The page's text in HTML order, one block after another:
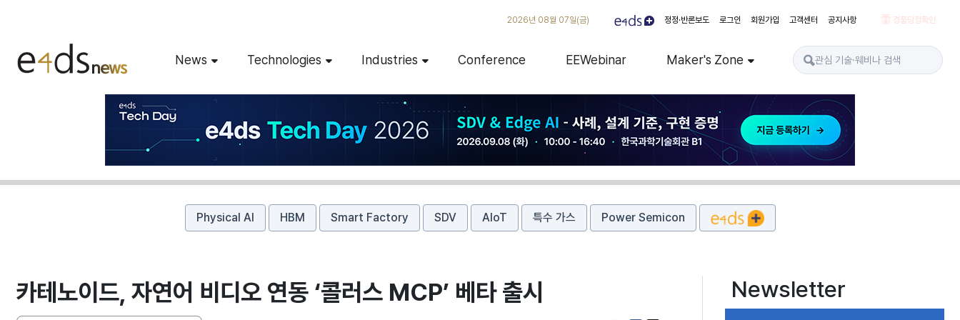
2026년 08월 07일(금) 정정·반론보도 로그인 회원가입 고객센터 공지사항 경품당첨확인
News Technologies Industries Conference EEWebinar Maker's Zone
Physical AI HBM Smart Factory SDV AIoT 특수 가스 Power Semicon
카테노이드, 자연어 비디오 연동 ‘콜러스 MCP’ 베타 출시 Newsletter